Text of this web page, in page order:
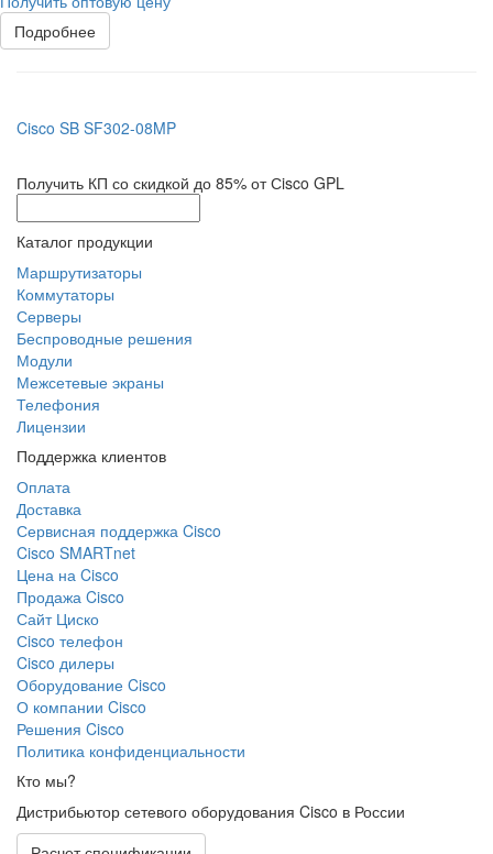
Подробнее
Cisco SB SF302-08MP
Получить КП со скидкой до 85% от Сisco GPL
Каталог продукции
Маршрутизаторы
Коммутаторы
Серверы
Беспроводные решения
Модули
Межсетевые экраны
Телефония
Лицензии
Поддержка клиентов
Оплата
Доставка
Сервисная поддержка Cisco
Cisco SMARTnet
Цена на Cisco
Продажа Cisco
Сайт Циско
Сisco телефон
Cisco дилеры
Оборудование Cisco
О компании Cisco
Решения Cisco
Политика конфиденциальности
Кто мы?
Дистрибьютор сетевого оборудования Cisco в России